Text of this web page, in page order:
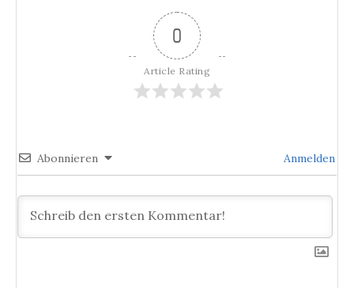
0
Article Rating
Abonnieren Anmelden